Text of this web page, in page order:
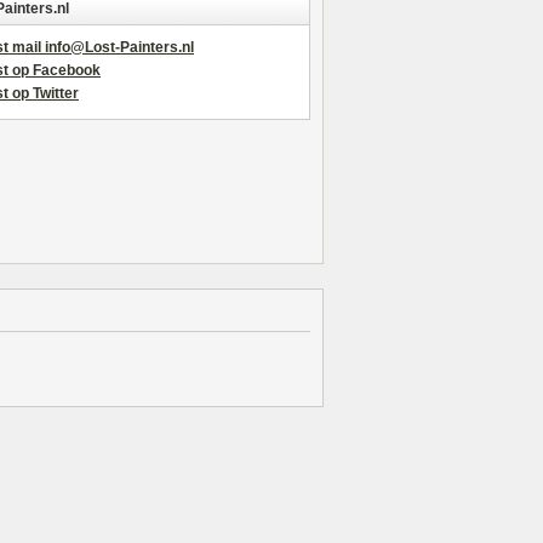
mail info@Lost-Painters.nl
op Facebook
op Twitter